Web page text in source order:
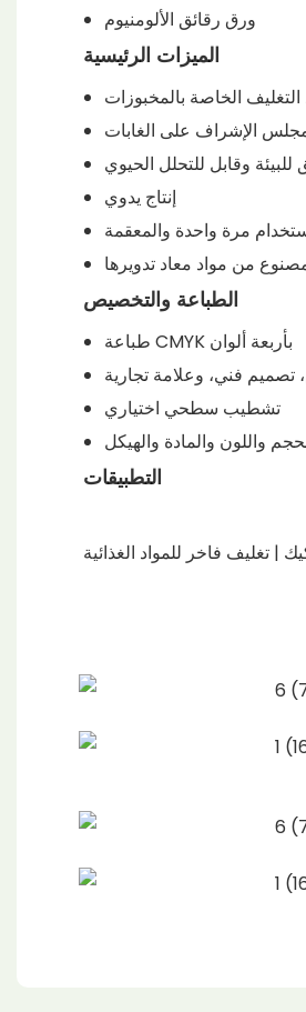
ورق رقائق الألومنيوم
الميزات الرئيسية
الخاصة بالمخبوزات
الإشراف على الغابات
وقابل للتحلل الحيوي
إنتاج يدوي
مرة واحدة والمعقمة
من مواد معاد تدويرها
الطباعة والتخصيص
طباعة CMYK بأربعة ألوان
فني، وعلامة تجارية
تشطيب سطحي اختياري
واللون والمادة والهيكل
التطبيقات
| تغليف فاخر للمواد الغذائية